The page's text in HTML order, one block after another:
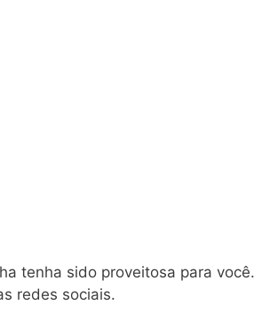
tenha sido proveitosa para
redes sociais.